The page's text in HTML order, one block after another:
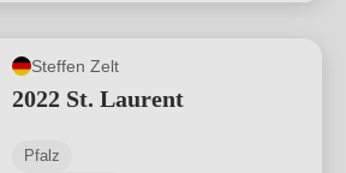
Steffen Zelt
2022 St. Laurent
Pfalz